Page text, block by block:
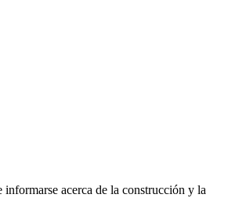
informarse acerca de la construcción y la